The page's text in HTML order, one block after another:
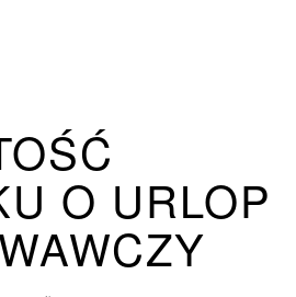
O URLOP